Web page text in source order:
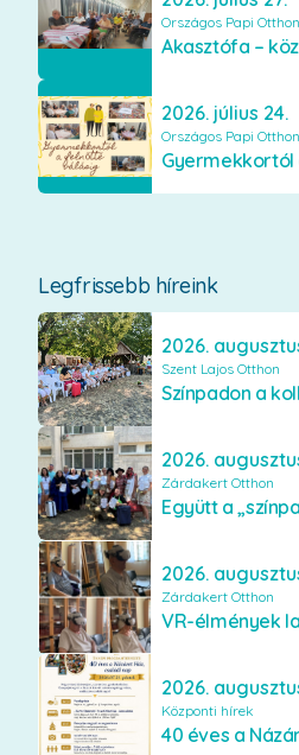
Országos Papi Otthon
2026. július 24.
Országos Papi Otthon
Legfrissebb híreink
2026.
Szent Lajos Otthon
2026.
Zárdakert Otthon
2026.
Zárdakert Otthon
VR-élmények
2026.
Központi hírek